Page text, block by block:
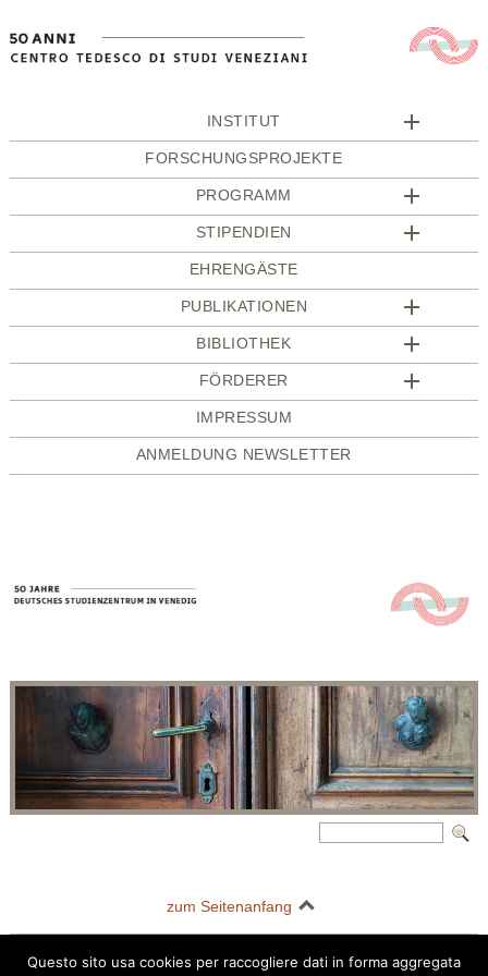
INSTITUT
FORSCHUNGSPROJEKTE
PROGRAMM
STIPENDIEN
EHRENGÄSTE
PUBLIKATIONEN
BIBLIOTHEK
FÖRDERER
IMPRESSUM
ANMELDUNG NEWSLETTER
zum Seitenanfang
Deutsches Studienzentrum in Venedig | Palazzo Barbarigo della Terrazza |
Questo sito usa cookies per raccogliere dati in forma aggregata